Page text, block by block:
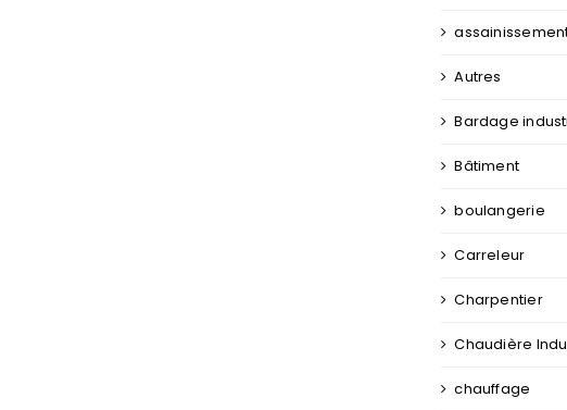
Autres
Bardage
Bâtiment
boulangerie
Carreleur
Charpentier
Chaudière
chauffage